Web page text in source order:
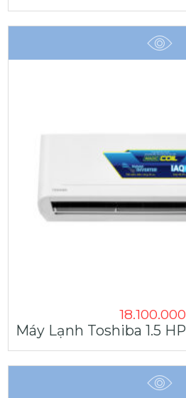
18.100.000